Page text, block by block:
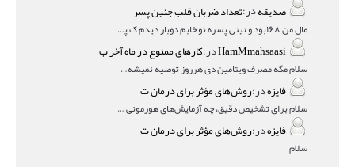
صدیقهدر:تعداد ضربان قلب جنین پسر
مال من ۱۶۸بود و نینی پسره تو خابم دوبار دیدم ک پسره
HamMmahsaasiدر:کارهای ممنوع در ماه آخر ب
سلام مگه مصرف ویتامین دی هرروز توصیه نمیشه؟درمقاله میگه
فایزهدر:روش‌های مؤثر برای درمان ت
سلام برای تشخیص دقیق، چه آزمایش‌های هورمونی و چه سونوگر
فایزهدر:روش‌های مؤثر برای درمان ت
سلام